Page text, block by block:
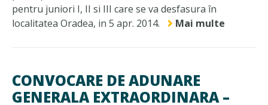
pentru juniori I, II si III care se va desfasura în
localitatea Oradea, in 5 apr. 2014.
Mai multe
CONVOCARE DE ADUNARE
GENERALA EXTRAORDINARA –